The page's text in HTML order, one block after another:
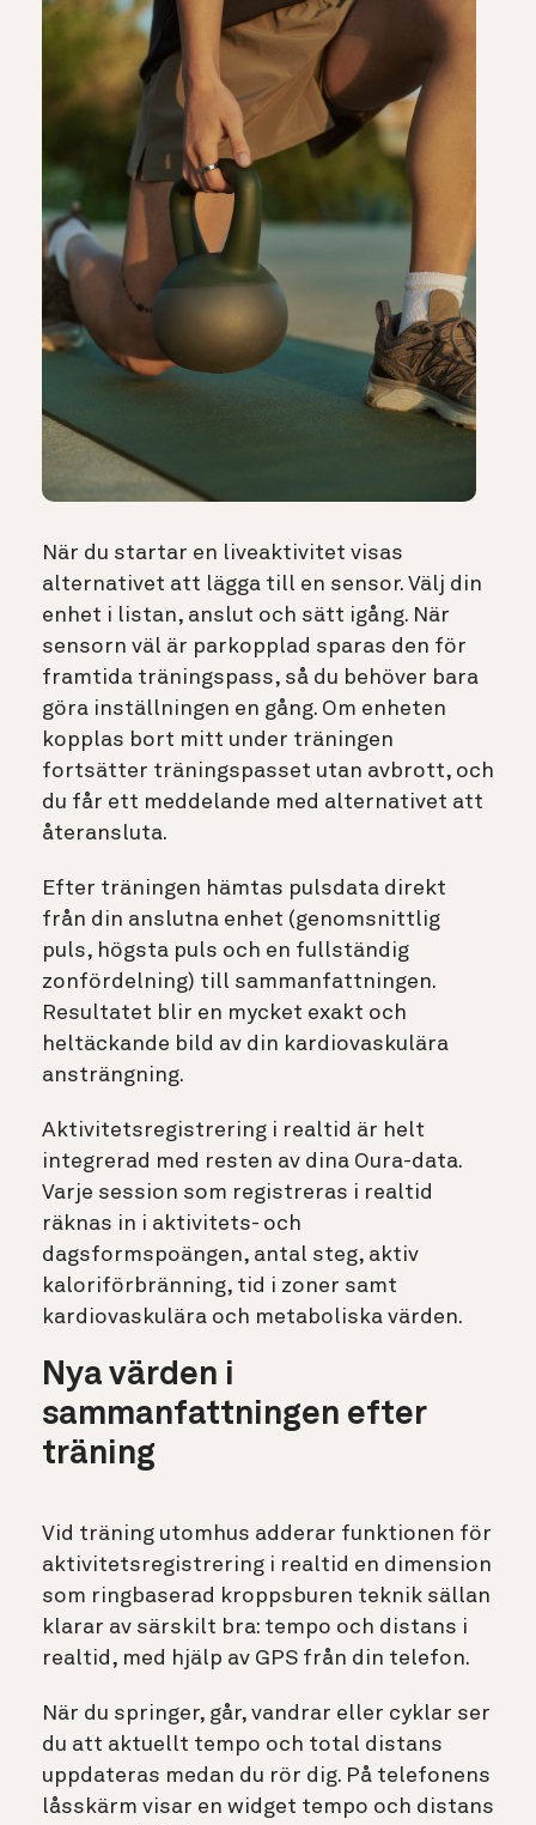
När du startar en liveaktivitet visas
alternativet att lägga till en sensor. Välj din
enhet i listan, anslut och sätt igång. När
sensorn väl är parkopplad sparas den för
framtida träningspass, så du behöver bara
göra inställningen en gång. Om enheten
kopplas bort mitt under träningen
fortsätter träningspasset utan avbrott, och
du får ett meddelande med alternativet att
återansluta.
Efter träningen hämtas pulsdata direkt
från din anslutna enhet (genomsnittlig
puls, högsta puls och en fullständig
zonfördelning) till sammanfattningen.
Resultatet blir en mycket exakt och
heltäckande bild av din kardiovaskulära
ansträngning.
Aktivitetsregistrering i realtid är helt
integrerad med resten av dina Oura-data.
Varje session som registreras i realtid
räknas in i aktivitets- och
dagsformspoängen, antal steg, aktiv
kaloriförbränning, tid i zoner samt
kardiovaskulära och metaboliska värden.
Nya värden i
sammanfattningen efter
träning
Vid träning utomhus adderar funktionen för
aktivitetsregistrering i realtid en dimension
som ringbaserad kroppsburen teknik sällan
klarar av särskilt bra: tempo och distans i
realtid, med hjälp av GPS från din telefon.
När du springer, går, vandrar eller cyklar ser
du att aktuellt tempo och total distans
uppdateras medan du rör dig. På telefonens
låsskärm visar en widget tempo och distans